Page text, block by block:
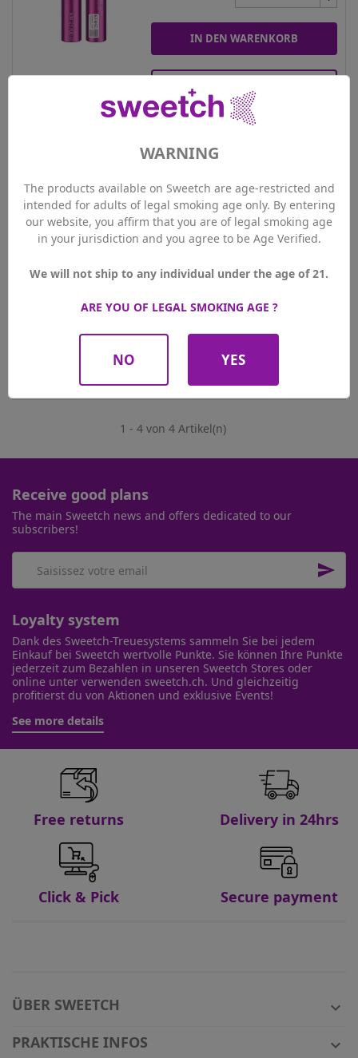
WARNING
The products available on Sweetch are age-restricted and
intended for adults of legal smoking age only. By entering
our website, you affirm that you are of legal smoking age
in your jurisdiction and you agree to be Age Verified.
We will not ship to any individual under the age of 21.
ARE YOU OF LEGAL SMOKING AGE ?
NO YES
IN DEN WARENKORB
Silikonsicherheitshülle Für...
Preis
3,50 CHF
PLUS-Mitgliedspreis3,33 CHF 
Farbe
SEE MORE DETAILS
1 - 4 von 4 Artikel(n)
Receive good plans
The main Sweetch news and offers dedicated to our
subscribers!

Loyalty system
Dank des Sweetch-Treuesystems sammeln Sie bei jedem
Einkauf bei Sweetch wertvolle Punkte. Sie können Ihre Punkte
jederzeit zum Bezahlen in unseren Sweetch Stores oder
online unter verwenden sweetch.ch. Und gleichzeitig
profitierst du von Aktionen und exklusive Events!
See more details
Free returns Delivery in 24hrs
Click & Pick Secure payment
ÜBER SWEETCH

PRAKTISCHE INFOS
